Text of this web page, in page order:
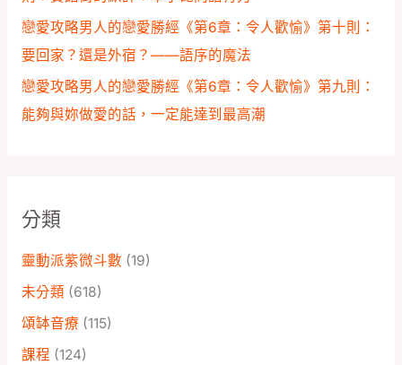
戀愛攻略男人的戀愛勝經《第6章：令人歡愉》第十則：
要回家？還是外宿？——語序的魔法
戀愛攻略男人的戀愛勝經《第6章：令人歡愉》第九則：
能夠與妳做愛的話，一定能達到最高潮
分類
靈動派紫微斗數 (19)
未分類 (618)
頌缽音療 (115)
課程 (124)